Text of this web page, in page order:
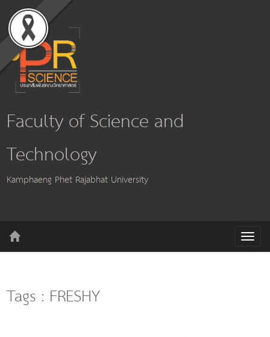
Faculty of Science and
Technology
Kamphaeng Phet Rajabhat University
T
o
Tags : FRESHY